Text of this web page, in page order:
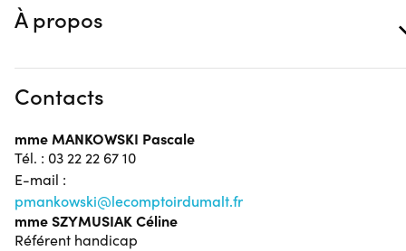
À propos
Contacts
mme MANKOWSKI Pascale
Tél. : 03 22 22 67 10
E-mail :
pmankowski@lecomptoirdumalt.fr
mme SZYMUSIAK Céline
Référent handicap